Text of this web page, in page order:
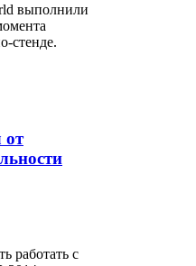
выполнили
стенде.
от
работать с